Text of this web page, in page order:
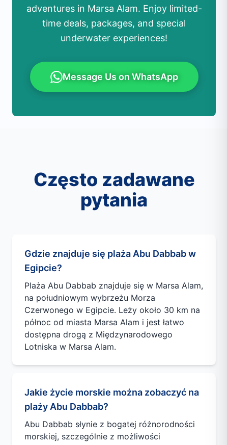
adventures in Marsa Alam. Enjoy limited-
time deals, packages, and special
underwater experiences!
Message Us on WhatsApp
Często zadawane
pytania
Gdzie znajduje się plaża Abu Dabbab w
Egipcie?
Plaża Abu Dabbab znajduje się w Marsa Alam,
na południowym wybrzeżu Morza
Czerwonego w Egipcie. Leży około 30 km na
północ od miasta Marsa Alam i jest łatwo
dostępna drogą z Międzynarodowego
Lotniska w Marsa Alam.
Jakie życie morskie można zobaczyć na
plaży Abu Dabbab?
Abu Dabbab słynie z bogatej różnorodności
morskiej, szczególnie z możliwości